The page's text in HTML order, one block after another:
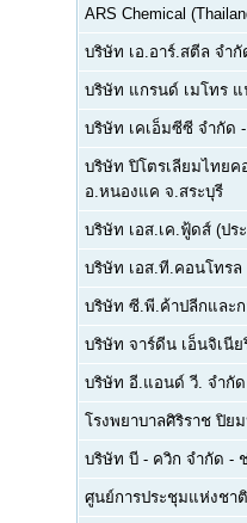
ARS Chemical
บริษัท เอ.อาร์.สตีล จำกั
บริษัท แกรนด์ เมโทร
บริษัท เคเอ็มซีซี จำกัด -
บริษัท ปิโตรเลียมไทย
อ.หนองแค จ.สระบุรี
บริษัท เอส.เค.ฟู้ดส์ (ปร
บริษัท เอส.ที.คอนโทรล
บริษัท ซี.พี.ค้าปลีกและ
บริษัท จาร์ดีน เอ็นจิเนีย
บริษัท อี.แอนด์ วี. จำกัด
โรงพยาบาลศิริราช ปิย
บริษัท บี - ควิก จำกัด -
ศูนย์การประชุมแห่งชา